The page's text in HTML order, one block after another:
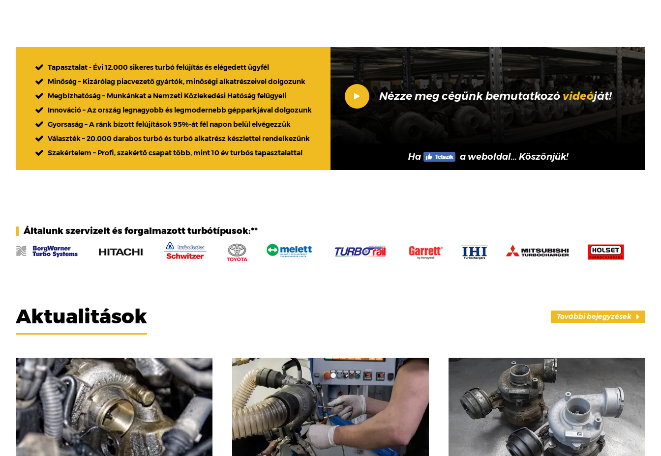
Tapasztalat - Évi 12.000 sikeres turbó felújítás és elégedett ügyfél
Minőség – Kizárólag piacvezető gyártók, minőségi alkatrészeivel dolgozunk
Megbízhatóság – Munkánkat a Nemzeti Közlekedési Hatóság felügyeli
Innováció – Az ország legnagyobb és legmodernebb gépparkjával dolgozunk
Gyorsaság – A ránk bízott felújítások 95%-át fél napon belül elvégezzük
Választék – 20.000 darabos turbó és turbó alkatrész készlettel rendelkezünk
Szakértelem – Profi, szakértő csapat több, mint 10 év turbós tapasztalattal
Nézze meg cégünk bemutatkozóvideóját!
Ha a weboldal... Köszönjük!
Általunk szervizelt és forgalmazott turbótípusok:**
Aktualitások További bejegyzések